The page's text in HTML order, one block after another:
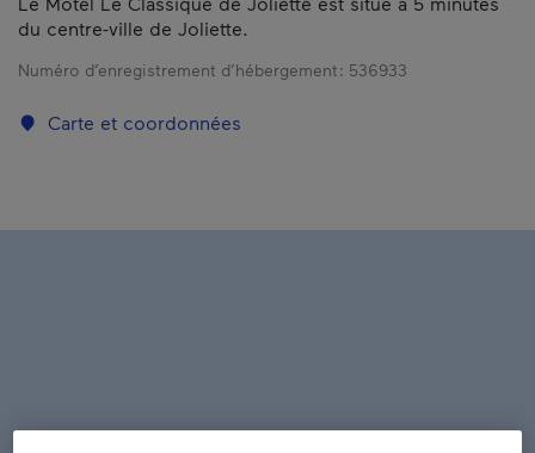
du centre-ville de Joliette.
Numéro d’enregistrement d’hébergement : 536933
Carte et coordonnées